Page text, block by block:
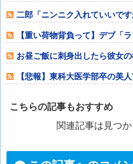
新「楽
二郎「ニンニク入れていいで
ンニク入れちゃ
【重い荷物背負って】デブ「
品だぞ？（ﾆﾁ
お昼ご飯に刺身出したら彼女
いのだろうか
【悲報】東科大医学部卒の美
こちらの記事もおすすめ
関連記事は見つか